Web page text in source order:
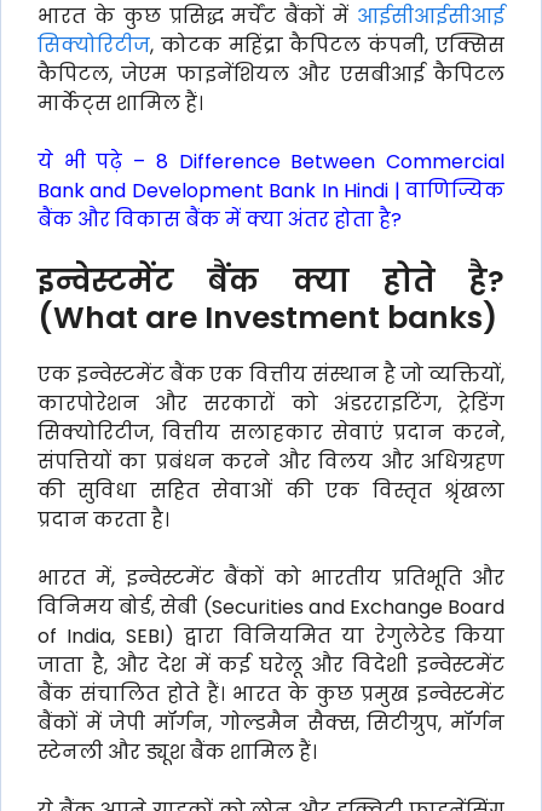
भारत के कुछ प्रसिद्ध मर्चेंट बैंकों में आईसीआईसीआई
सिक्योरिटीज, कोटक महिंद्रा कैपिटल कंपनी, एक्सिस
कैपिटल, जेएम फाइनेंशियल और एसबीआई कैपिटल
मार्केट्स शामिल हैं।
ये भी पढ़े – 8 Difference Between Commercial
Bank and Development Bank In Hindi | वाणिज्यिक
बैंक और विकास बैंक में क्या अंतर होता है?
इन्वेस्टमेंट बैंक क्या होते है?
(What are Investment banks)
एक इन्वेस्टमेंट बैंक एक वित्तीय संस्थान है जो व्यक्तियों,
कारपोरेशन और सरकारों को अंडरराइटिंग, ट्रेडिंग
सिक्योरिटीज, वित्तीय सलाहकार सेवाएं प्रदान करने,
संपत्तियों का प्रबंधन करने और विलय और अधिग्रहण
की सुविधा सहित सेवाओं की एक विस्तृत श्रृंखला
प्रदान करता है।
भारत में, इन्वेस्टमेंट बैंकों को भारतीय प्रतिभूति और
विनिमय बोर्ड, सेबी (Securities and Exchange Board
of India, SEBI) द्वारा विनियमित या रेगुलेटेड किया
जाता है, और देश में कई घरेलू और विदेशी इन्वेस्टमेंट
बैंक संचालित होते हैं। भारत के कुछ प्रमुख इन्वेस्टमेंट
बैंकों में जेपी मॉर्गन, गोल्डमैन सैक्स, सिटीग्रुप, मॉर्गन
स्टेनली और ड्यूश बैंक शामिल हैं।